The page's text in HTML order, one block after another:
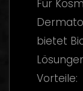
Für
bietet
Vorteile: